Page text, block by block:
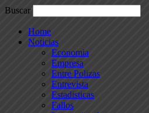
Buscar
Home
Noticias
Economia
Empresa
Entre Polizas
Entrevista
Estadisticas
Fallos